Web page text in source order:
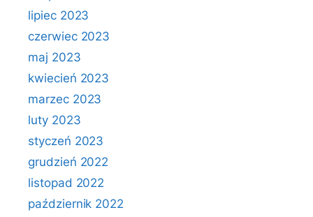
lipiec 2023
czerwiec 2023
maj 2023
kwiecień 2023
marzec 2023
luty 2023
styczeń 2023
grudzień 2022
listopad 2022
październik 2022